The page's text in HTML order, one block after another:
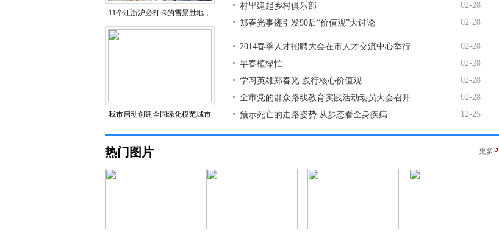
11个江浙沪必打卡的雪景胜地，
我市启动创建全国绿化模范城市
村里建起乡村俱乐部
02-28
郑春光事迹引发90后“价值观”大讨论
02-28
2014春季人才招聘大会在市人才交流中心举行
02-28
早春植绿忙
02-28
学习英雄郑春光 践行核心价值观
02-28
全市党的群众路线教育实践活动动员大会召开
02-28
预示死亡的走路姿势 从步态看全身疾病
12-25
热门图片 更多